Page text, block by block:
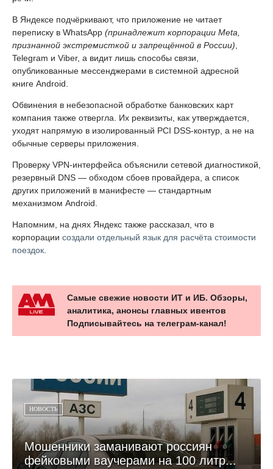
В Яндексе подчёркивают, что приложение не читает
переписку в WhatsApp (принадлежит корпорации Meta,
признанной экстремисткой и запрещённой в России),
Telegram и Viber, а видит лишь способы связи,
опубликованные мессенджерами в системной адресной
книге Android.
Обвинения в небезопасной обработке банковских карт
компания также отвергла. Их реквизиты, как утверждается,
уходят напрямую в изолированный PCI DSS-контур, а не на
обычные серверы приложения.
Проверку VPN-интерфейса объяснили сетевой диагностикой,
резервный DNS — обходом сбоев провайдера, а список
других приложений в манифесте — стандартным
механизмом Android.
Напомним, на днях Яндекс также рассказал, что в
корпорации создали отдельный язык для расчёта стоимости
поездок.
Самые свежие новости ИТ и ИБ. Обзоры,
аналитика, анонсы главных ивентов
Подписывайтесь на телеграм-канал!
НОВОСТЬ
Мошенники заманивают россиян
фейковыми ваучерами на 100 литр...